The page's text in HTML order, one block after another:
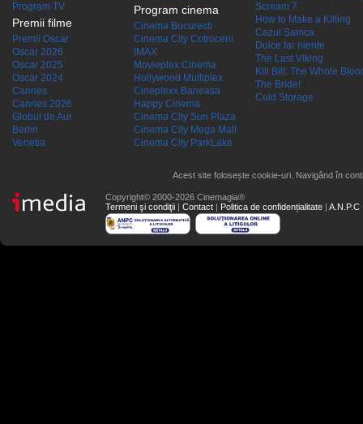
Program TV
Premii filme
Premii Oscar
Oscar 2026
Oscar 2025
Oscar 2024
Cannes
Cannes 2026
Globul de Aur
Berlin
Venetia
Program cinema
Cinema Bucuresti
Cinema City Cotroceni
IMAX
Movieplex Cinema
Hollywood Multiplex
Cineplexx Baneasa
Happy Cinema
Cinema City Sun Plaza
Cinema City Mega Mall
Cinema City ParkLake
Scream 7
How to Make a Killing
Cazul Samca
Dolce far niente
The Last Viking
Kill Bill: The Whole
The Bride!
Cold Storage
Acest site folosește cookie-uri. Navigând în
Copyright© 2000-2026 Cinemagia®
Termeni şi condiţii | Contact | Politica de confidențialitate | A.N.P.C